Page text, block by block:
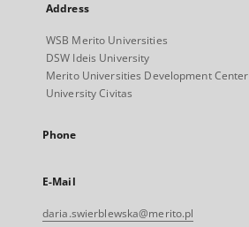
Address
WSB Merito Universities
DSW Ideis University
Merito Universities Development Center
University Civitas
Phone
E-Mail
daria.swierblewska@merito.pl